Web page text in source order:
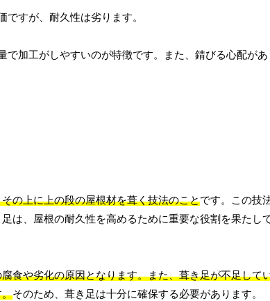
すが、耐久性は劣ります。
加工がしやすいのが特徴です。また、錆びる心配が
の上に上の段の屋根材を葺く技法のことです。この技
は、屋根の耐久性を高めるために重要な役割を果たし
食や劣化の原因となります。また、葺き足が不足して
。そのため、葺き足は十分に確保する必要があります。